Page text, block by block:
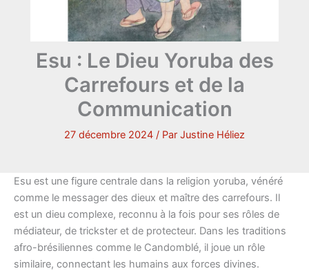
Esu : Le Dieu Yoruba des
Carrefours et de la
Communication
27 décembre 2024 / Par Justine Héliez
Esu est une figure centrale dans la religion yoruba, vénéré
comme le messager des dieux et maître des carrefours. Il
est un dieu complexe, reconnu à la fois pour ses rôles de
médiateur, de trickster et de protecteur. Dans les traditions
afro-brésiliennes comme le Candomblé, il joue un rôle
similaire, connectant les humains aux forces divines.